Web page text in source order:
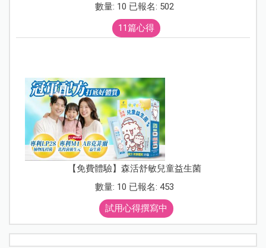
數量: 10 已報名: 502
11篇心得
【免費體驗】森活舒敏兒童益生菌
數量: 10 已報名: 453
試用心得撰寫中